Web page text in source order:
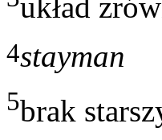
4stayman
5brak